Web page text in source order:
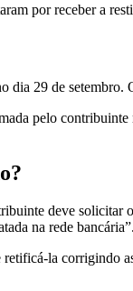
por receber a
dia 29 de
pelo
deve
na rede bancária”.
la corrigindo